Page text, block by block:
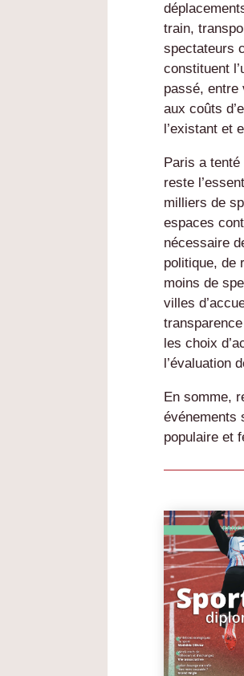
train,
spectateurs
constituent
passé, entre
aux coûts
l’existant et
Paris a
reste
milliers de
espaces
nécessaire
politique, de
moins de
villes
les choix
l’évaluation
En somme,
événements
populaire et